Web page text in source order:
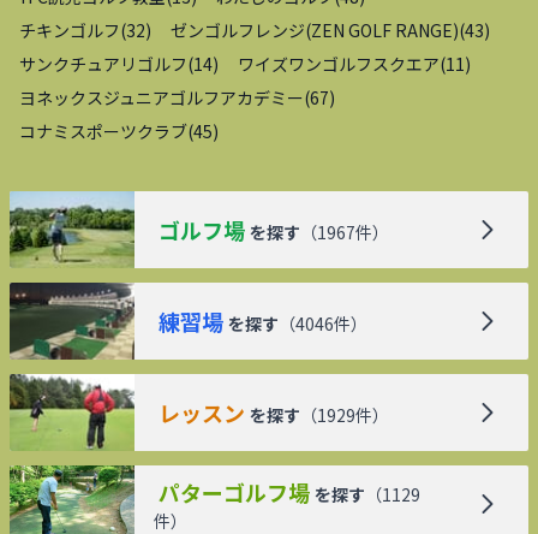
チキンゴルフ(32) ゼンゴルフレンジ(ZEN GOLF RANGE)(43)
サンクチュアリゴルフ(14) ワイズワンゴルフスクエア(11 )
ヨネックスジュニアゴルフアカデミー(67)
コナミスポーツクラブ(45)
ゴルフ場 を探す （1967件）
練習場 を探す （4046件）
レッスン を探す （1929件）
パターゴルフ場 を探す （1129
件）